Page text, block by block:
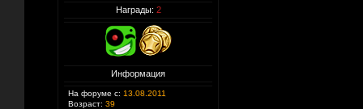
Награды: 2
Информация
На форуме с: 13.08.2011
Возраст: 39